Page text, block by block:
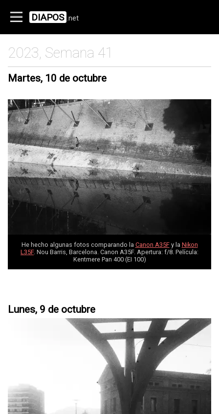
DIAPOS .net
2023, Semana 41
Martes, 10 de octubre
He hecho algunas fotos comparando la Canon A35Fy la Nikon
L35F. Nou Barris, Barcelona. Canon A35F. Apertura: f/8. Película:
Kentmere Pan 400 (EI 100)
Lunes, 9 de octubre